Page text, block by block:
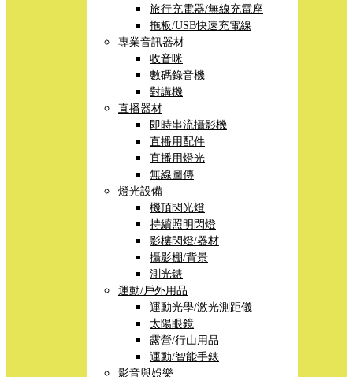
旅行充電器/無線充電座
拖板/USB快速充電線
專業音訊器材
收音咪
數碼錄音機
對講機
直播器材
即時串流攝影機
直播用配件
直播用燈光
無線圖傳
燈光設備
機頂閃光燈
持續照明閃燈
影樓閃燈/器材
攝影棚/背景
測光錶
運動/戶外用品
運動光學/激光測距儀
太陽眼鏡
露營/行山用品
運動/智能手錶
影音與娛樂